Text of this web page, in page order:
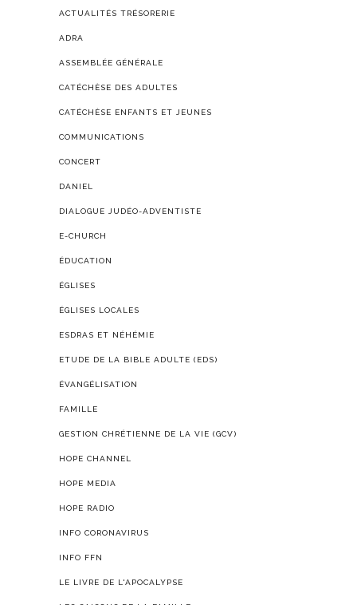
ACTUALITÉS TRÉSORERIE
ADRA
ASSEMBLÉE GÉNÉRALE
CATÉCHÈSE DES ADULTES
CATÉCHÈSE ENFANTS ET JEUNES
COMMUNICATIONS
CONCERT
DANIEL
DIALOGUE JUDÉO-ADVENTISTE
E-CHURCH
ÉDUCATION
ÉGLISES
ÉGLISES LOCALES
ESDRAS ET NÉHÉMIE
ETUDE DE LA BIBLE ADULTE (EDS)
ÉVANGÉLISATION
FAMILLE
GESTION CHRÉTIENNE DE LA VIE (GCV)
HOPE CHANNEL
HOPE MEDIA
HOPE RADIO
INFO CORONAVIRUS
INFO FFN
LE LIVRE DE L'APOCALYPSE